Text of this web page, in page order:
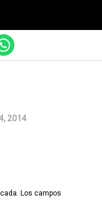
2014
Los campos